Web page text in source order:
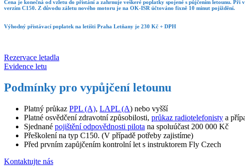
Cena je konečná od vzletu do přistání a zahrnuje veškeré poplatky spojené s půjčením letounu.
verzím C150. Z důvodu záletu nového motoru je na OK-ISR účtováno fixně 10 minut pojíždění.
Výhodný přistávací poplatek na letišti Praha Letňany je 230 Kč + DPH
Rezervace letadla
Evidence letu
Podmínky pro vypůjčení letounu
Platný průkaz PPL (A), LAPL (A) nebo vyšší
Platné osvědčení zdravotní způsobilosti, průkaz radiotelefonisty a
Sjednané pojištění odpovědnosti pilota na spoluúčast 200 000 Kč
Přeškolení na typ C150. (V případě potřeby zajistíme)
Před prvním zapůjčením kontrolní let s instruktorem Fly Czech
Kontaktujte nás